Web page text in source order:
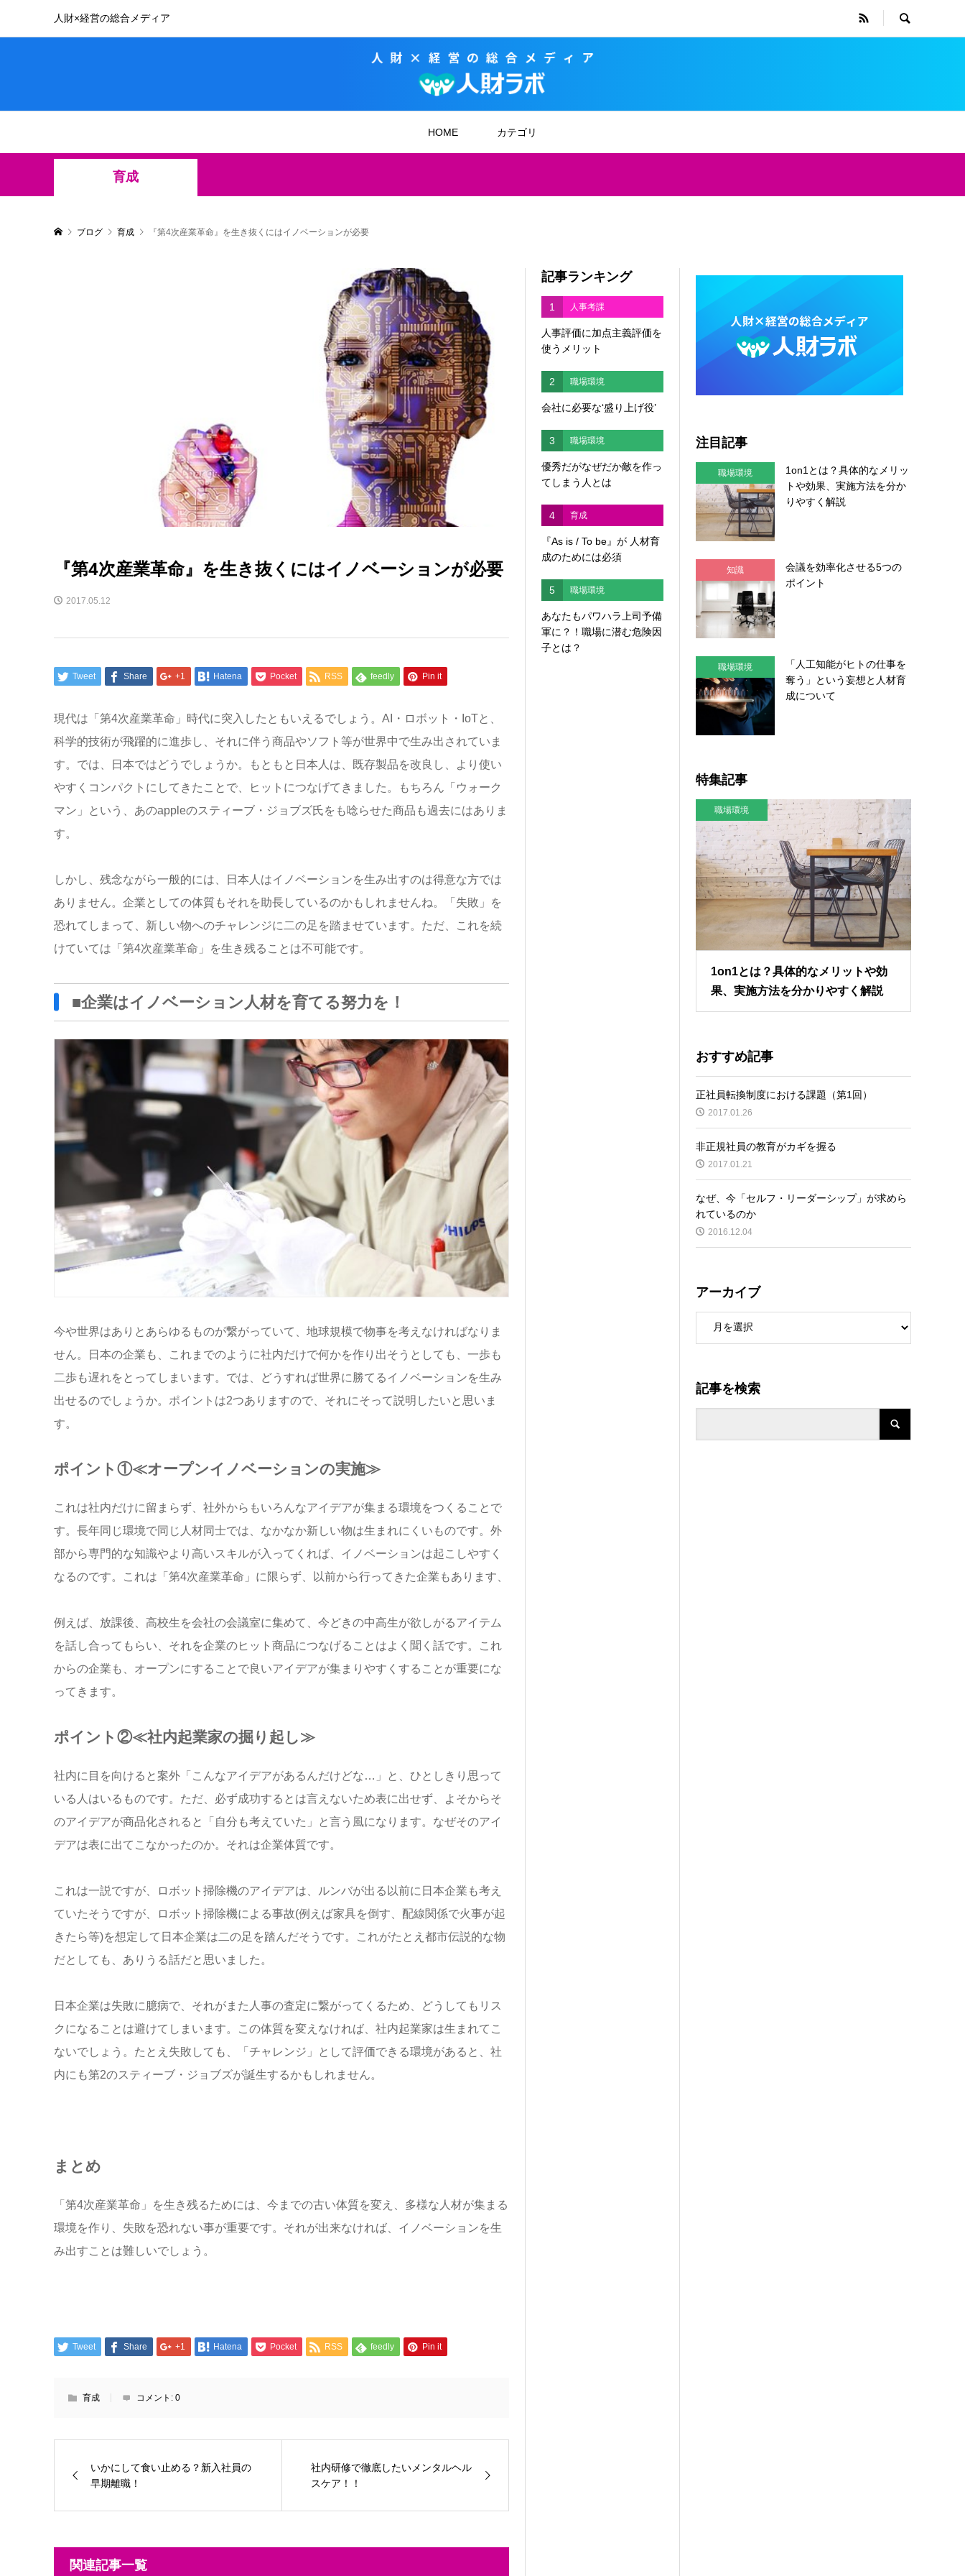
人財×経営の総合メディア
HOME カテゴリ
育成
ブログ 育成 『第4次産業革命』を生き抜くにはイノベーションが必要
『第4次産業革命』を生き抜くにはイノベーションが必要
2017.05.12
Tweet Share +1 Hatena Pocket RSS feedly Pin it
現代は「第4次産業革命」時代に突入したともいえるでしょう。AI・ロボット・IoTと、
科学的技術が飛躍的に進歩し、それに伴う商品やソフト等が世界中で生み出されていま
す。では、日本ではどうでしょうか。もともと日本人は、既存製品を改良し、より使い
やすくコンパクトにしてきたことで、ヒットにつなげてきました。もちろん「ウォーク
マン」という、あのappleのスティーブ・ジョブズ氏をも唸らせた商品も過去にはありま
す。
しかし、残念ながら一般的には、日本人はイノベーションを生み出すのは得意な方では
ありません。企業としての体質もそれを助長しているのかもしれませんね。「失敗」を
恐れてしまって、新しい物へのチャレンジに二の足を踏ませています。ただ、これを続
けていては「第4次産業革命」を生き残ることは不可能です。
■企業はイノベーション人材を育てる努力を！
今や世界はありとあらゆるものが繋がっていて、地球規模で物事を考えなければなりま
せん。日本の企業も、これまでのように社内だけで何かを作り出そうとしても、一歩も
二歩も遅れをとってしまいます。では、どうすれば世界に勝てるイノベーションを生み
出せるのでしょうか。ポイントは2つありますので、それにそって説明したいと思いま
す。
ポイント①≪オープンイノベーションの実施≫
これは社内だけに留まらず、社外からもいろんなアイデアが集まる環境をつくることで
す。長年同じ環境で同じ人材同士では、なかなか新しい物は生まれにくいものです。外
部から専門的な知識やより高いスキルが入ってくれば、イノベーションは起こしやすく
なるのです。これは「第4次産業革命」に限らず、以前から行ってきた企業もあります、
例えば、放課後、高校生を会社の会議室に集めて、今どきの中高生が欲しがるアイテム
を話し合ってもらい、それを企業のヒット商品につなげることはよく聞く話です。これ
からの企業も、オープンにすることで良いアイデアが集まりやすくすることが重要にな
ってきます。
ポイント②≪社内起業家の掘り起し≫
社内に目を向けると案外「こんなアイデアがあるんだけどな…」と、ひとしきり思って
いる人はいるものです。ただ、必ず成功するとは言えないため表に出せず、よそからそ
のアイデアが商品化されると「自分も考えていた」と言う風になります。なぜそのアイ
デアは表に出てこなかったのか。それは企業体質です。
これは一説ですが、ロボット掃除機のアイデアは、ルンバが出る以前に日本企業も考え
ていたそうですが、ロボット掃除機による事故(例えば家具を倒す、配線関係で火事が起
きたら等)を想定して日本企業は二の足を踏んだそうです。これがたとえ都市伝説的な物
だとしても、ありうる話だと思いました。
日本企業は失敗に臆病で、それがまた人事の査定に繋がってくるため、どうしてもリス
クになることは避けてしまいます。この体質を変えなければ、社内起業家は生まれてこ
ないでしょう。たとえ失敗しても、「チャレンジ」として評価できる環境があると、社
内にも第2のスティーブ・ジョブズが誕生するかもしれません。
まとめ
「第4次産業革命」を生き残るためには、今までの古い体質を変え、多様な人材が集まる
環境を作り、失敗を恐れない事が重要です。それが出来なければ、イノベーションを生
み出すことは難しいでしょう。
Tweet Share +1 Hatena Pocket RSS feedly Pin it
育成 コメント: 0
いかにして食い止める？新入社員の
早期離職！
社内研修で徹底したいメンタルヘル
スケア！！
関連記事一覧
記事ランキング
1 人事考課
人事評価に加点主義評価を
使うメリット
2 職場環境
会社に必要な‘盛り上げ役’
3 職場環境
優秀だがなぜだか敵を作っ
てしまう人とは
4 育成
『As is / To be』が 人材育
成のためには必須
5 職場環境
あなたもパワハラ上司予備
軍に？！職場に潜む危険因
子とは？
注目記事
職場環境
1on1とは？具体的なメリッ
トや効果、実施方法を分か
りやすく解説
知識
会議を効率化させる5つの
ポイント
職場環境
「人工知能がヒトの仕事を
奪う」という妄想と人材育
成について
特集記事
職場環境
1on1とは？具体的なメリットや効
果、実施方法を分かりやすく解説
おすすめ記事
正社員転換制度における課題（第1回）
2017.01.26
非正規社員の教育がカギを握る
2017.01.21
なぜ、今「セルフ・リーダーシップ」が求めら
れているのか
2016.12.04
アーカイブ
記事を検索